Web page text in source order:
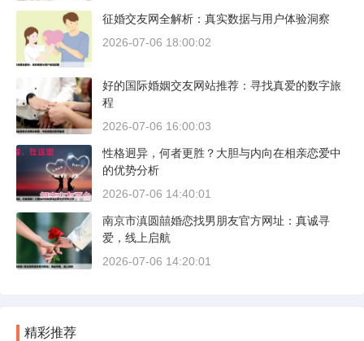
征婚交友网全解析：真实数据与用户体验洞察
2026-07-06 18:00:02
好的国际婚姻交友网站推荐：寻找真爱的数字旅
程
2026-07-06 16:00:03
性格迥异，何者更胜？大胆与内向在相亲恋爱中
的优势分析
2026-07-06 14:40:01
南京市滇圆囍婚恋找男朋友官方网址：真诚寻
爱，线上启航
2026-07-06 14:20:01
精彩推荐